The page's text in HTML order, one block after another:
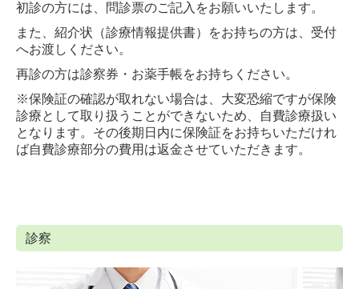
初診の方には、問診票のご記入をお願いいたします。
また、紹介状（診療情報提供書）をお持ちの方は、受付
へお渡しください。
再診の方は診察券・お薬手帳をお持ちください。
※保険証の確認が取れない場合は、大変恐縮ですが保険
診療として取り扱うことができないため、自費診療扱い
となります。その後期日内に保険証をお持ちいただけれ
ば自費診療部分の費用は返金させていただきます。
診察